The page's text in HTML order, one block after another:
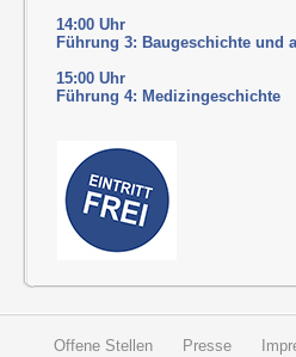
14:00 Uhr
Führung 3: Baugeschichte und
15:00 Uhr
Führung 4: Medizingeschichte
Offene Stellen Presse